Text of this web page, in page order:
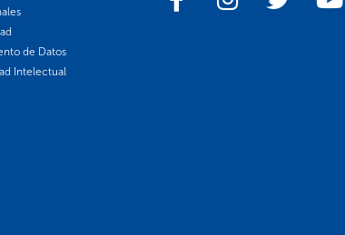
de Datos
Intelectual